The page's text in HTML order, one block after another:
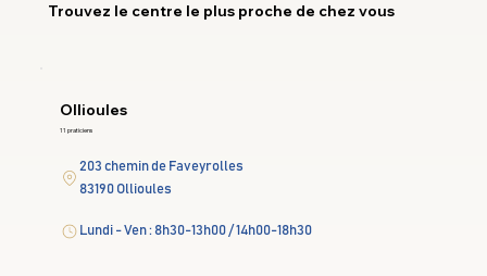
Trouvez le centre le plus proche de chez vous
Ollioules
11 praticiens
203 chemin de Faveyrolles
83190 Ollioules
Lundi - Ven : 8h30-13h00 / 14h00-18h30